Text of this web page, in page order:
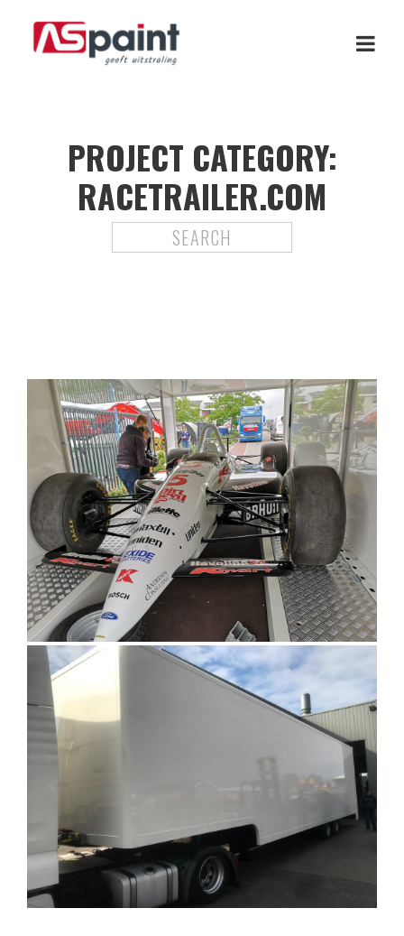
PROJECT CATEGORY:
RACETRAILER.COM